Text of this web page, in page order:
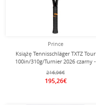
Prince
Książę Tennisschläger TXTZ Tour
100in/310g/Turnier 2026 czarny -
216,96€
195,26€